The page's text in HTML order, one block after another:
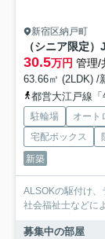
新宿区納戸町
（シニア限定
30.5万円 管理/
63.66㎡ (2LDK) /
都営大江戸線
駐輪場 オート
宅配ボックス
新築
ALSOKの駆付け、
社会福祉士などに
募集中の部屋